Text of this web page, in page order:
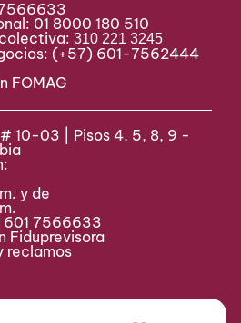
01 8000 180 510
colectiva:310 221 3245
(+57) 601-7562444
FOMAG
10-03 | Pisos 4, 5, 8, 9 -
y de
601 7566633
Fiduprevisora
reclamos